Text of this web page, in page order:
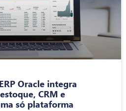
Oracle integra
CRM e
só plataforma